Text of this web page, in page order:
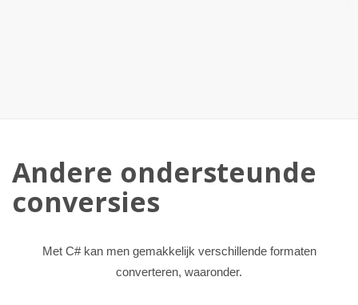
Andere ondersteunde
conversies
Met C# kan men gemakkelijk verschillende formaten
converteren, waaronder.